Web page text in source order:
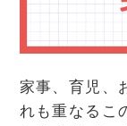
家事、育児、
れも重なるこ